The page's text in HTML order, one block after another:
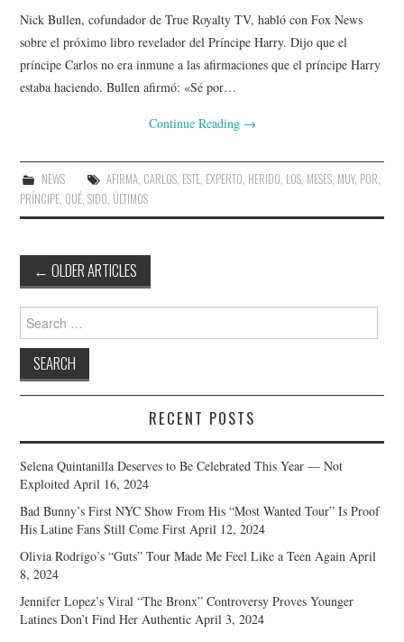
Nick Bullen, cofundador de True Royalty TV, habló con Fox News
sobre el próximo libro revelador del Príncipe Harry. Dijo que el
príncipe Carlos no era inmune a las afirmaciones que el príncipe Harry
estaba haciendo. Bullen afirmó: «Sé por…
Continue Reading →
NEWS AFIRMA, CARLOS, ESTE, EXPERTO, HERIDO, LOS, MESES, MUY, POR,
PRÍNCIPE, QUÉ,SIDO, ÚLTIMOS
Post
navigation
← OLDER ARTICLES
Search
for:
RECENT POSTS
Selena Quintanilla Deserves to Be Celebrated This Year — Not
Exploited April 16, 2024
Bad Bunny’s First NYC Show From His “Most Wanted Tour” Is Proof
His Latine Fans Still Come First April 12, 2024
Olivia Rodrigo’s “Guts” Tour Made Me Feel Like a Teen Again April
8, 2024
Jennifer Lopez’s Viral “The Bronx” Controversy Proves Younger
Latines Don’t Find Her Authentic April 3, 2024